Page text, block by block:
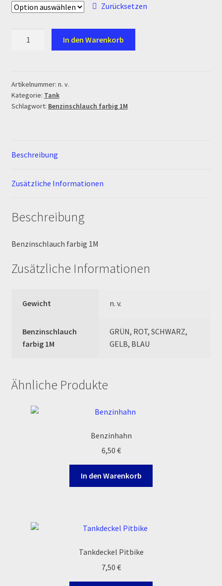
Kasse
My Account
My Account
Newsletter
Order Confirmation
TOPstrecken
POLITICA DE COOKIES
Zurücksetzen
In den Warenkorb
Artikelnummer: n. v.
Kategorie: Tank
Schlagwort: Benzinschlauch farbig 1M
Beschreibung
Zusätzliche Informationen
Beschreibung
Benzinschlauch farbig 1M
Zusätzliche Informationen
Gewicht n. v.
Benzinschlauch
farbig 1M
GRÜN, ROT, SCHWARZ,
GELB, BLAU
Ähnliche Produkte
Benzinhahn
6,50 €
In den Warenkorb
Tankdeckel Pitbike
7,50 €